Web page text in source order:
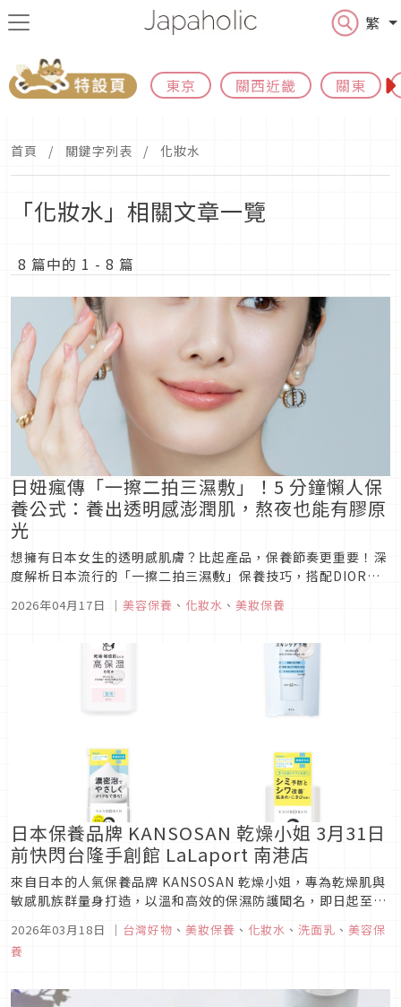
繁
東京 關西近畿 關東
首頁 關鍵字列表 化妝水
「化妝水」相關文章一覽
8 篇中的 1 - 8 篇
日妞瘋傳「一擦二拍三濕敷」！5 分鐘懶人保
養公式：養出透明感澎潤肌，熬夜也能有膠原
光
想擁有日本女生的透明感肌膚？比起產品，保養節奏更重要！深
度解析日本流行的「一擦二拍三濕敷」保養技巧，搭配DIOR逆
能在家完成密集修護，讓疲憊肌快速恢復澎潤膠原光，解決暗沉
2026年04月17日 ｜ 美容保養 、 化妝水 、 美妝保養
日本保養品牌 KANSOSAN 乾燥小姐 3月31日
前快閃台隆手創館 LaLaport 南港店
來自日本的人氣保養品牌 KANSOSAN 乾燥小姐，專為乾燥肌與
敏感肌族群量身打造，以溫和高效的保濕防護聞名，即日起至3
於在妝前保養階段為肌膚建立穩定屏障，讓底妝服貼、肌膚長時
間維持水潤舒適，是許多日本女性日常保養不可或缺的秘密武...
2026年03月18日 ｜ 台灣好物 、 美妝保養 、 化妝水 、 洗面乳 、 美容保
養